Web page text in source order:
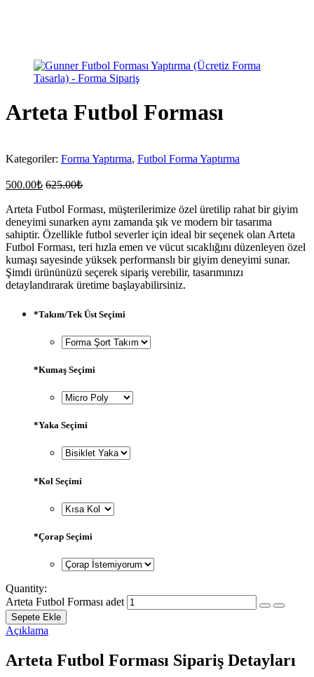
Arteta Futbol Forması
Kategoriler: Forma Yaptırma, Futbol Forma Yaptırma
500.00₺ 625.00₺
Arteta Futbol Forması, müşterilerimize özel üretilip rahat bir giyim
deneyimi sunarken aynı zamanda şık ve modern bir tasarıma
sahiptir. Özellikle futbol severler için ideal bir seçenek olan Arteta
Futbol Forması, teri hızla emen ve vücut sıcaklığını düzenleyen özel
kumaşı sayesinde yüksek performanslı bir giyim deneyimi sunar.
Şimdi ürününüzü seçerek sipariş verebilir, tasarımınızı
detaylandırarak üretime başlayabilirsiniz.
*Takım/Tek Üst Seçimi
*Kumaş Seçimi
*Yaka Seçimi
*Kol Seçimi
*Çorap Seçimi
Quantity:
Arteta Futbol Forması adet
Sepete Ekle
Açıklama
Arteta Futbol Forması Sipariş Detayları